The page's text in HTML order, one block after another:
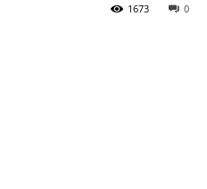
0
1673